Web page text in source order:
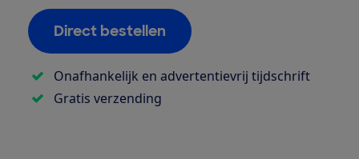
Direct bestellen
Onafhankelijk en advertentievrij tijdschrift
Gratis verzending